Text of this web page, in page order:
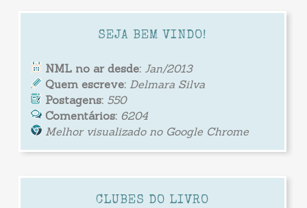
SEJA BEM VINDO!
NML no ar desde: Jan/2013
Quem escreve: Delmara Silva
Postagens: 550
Comentários: 6204
Melhor visualizado no Google Chrome
CLUBES DO LIVRO